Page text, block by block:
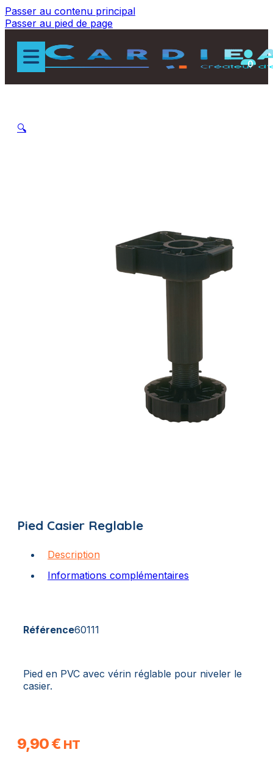
Passer au contenu principal
Passer au pied de page
0
🔍
Pied Casier Reglable
Description
Informations complémentaires
Référence60111
Pied en PVC avec vérin réglable pour niveler le
casier.
9,90€ HT